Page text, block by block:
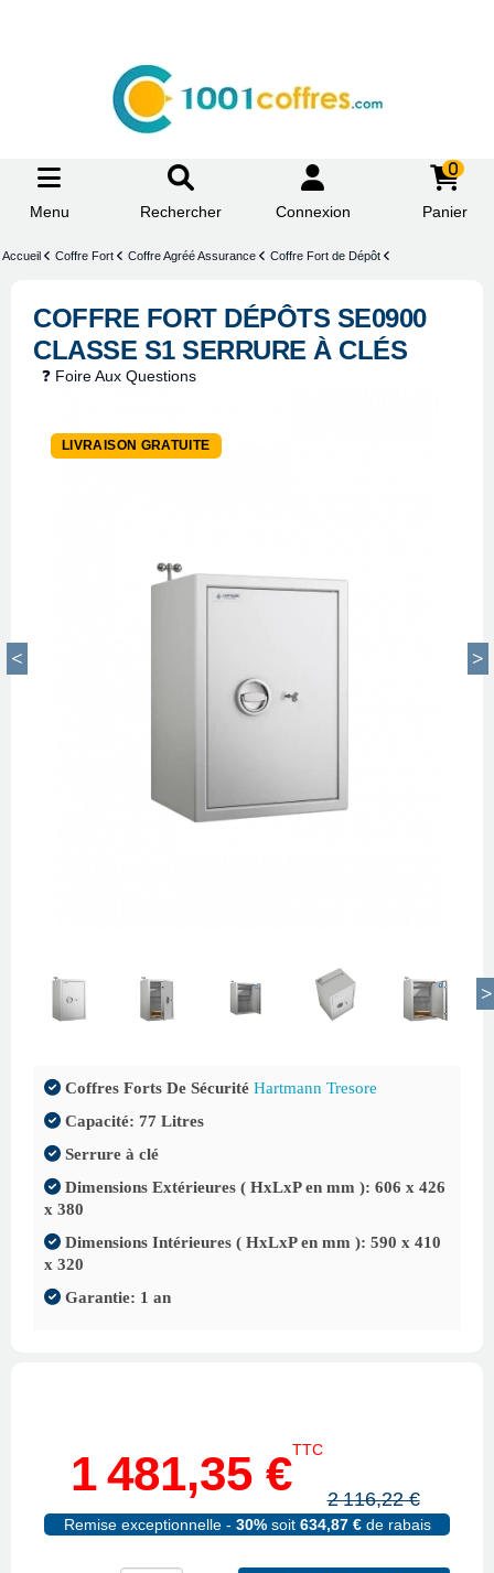
Menu Rechercher Connexion
0
Panier
Accueil Coffre Fort Coffre Agréé Assurance Coffre Fort de Dépôt
COFFRE FORT DÉPÔTS SE0900
CLASSE S1 SERRURE À CLÉS
❓ Foire Aux Questions
-30%
LIVRAISON GRATUITE
Coffres Forts De Sécurité Hartmann Tresore
Capacité: 77 Litres
Serrure à clé
Dimensions Extérieures ( HxLxP en mm ): 606 x 426
x 380
Dimensions Intérieures ( HxLxP en mm ): 590 x 410
x 320
Garantie: 1 an
1 481,35 €TTC
2 116,22 €
Remise exceptionnelle - 30%soit 634,87 €de rabais